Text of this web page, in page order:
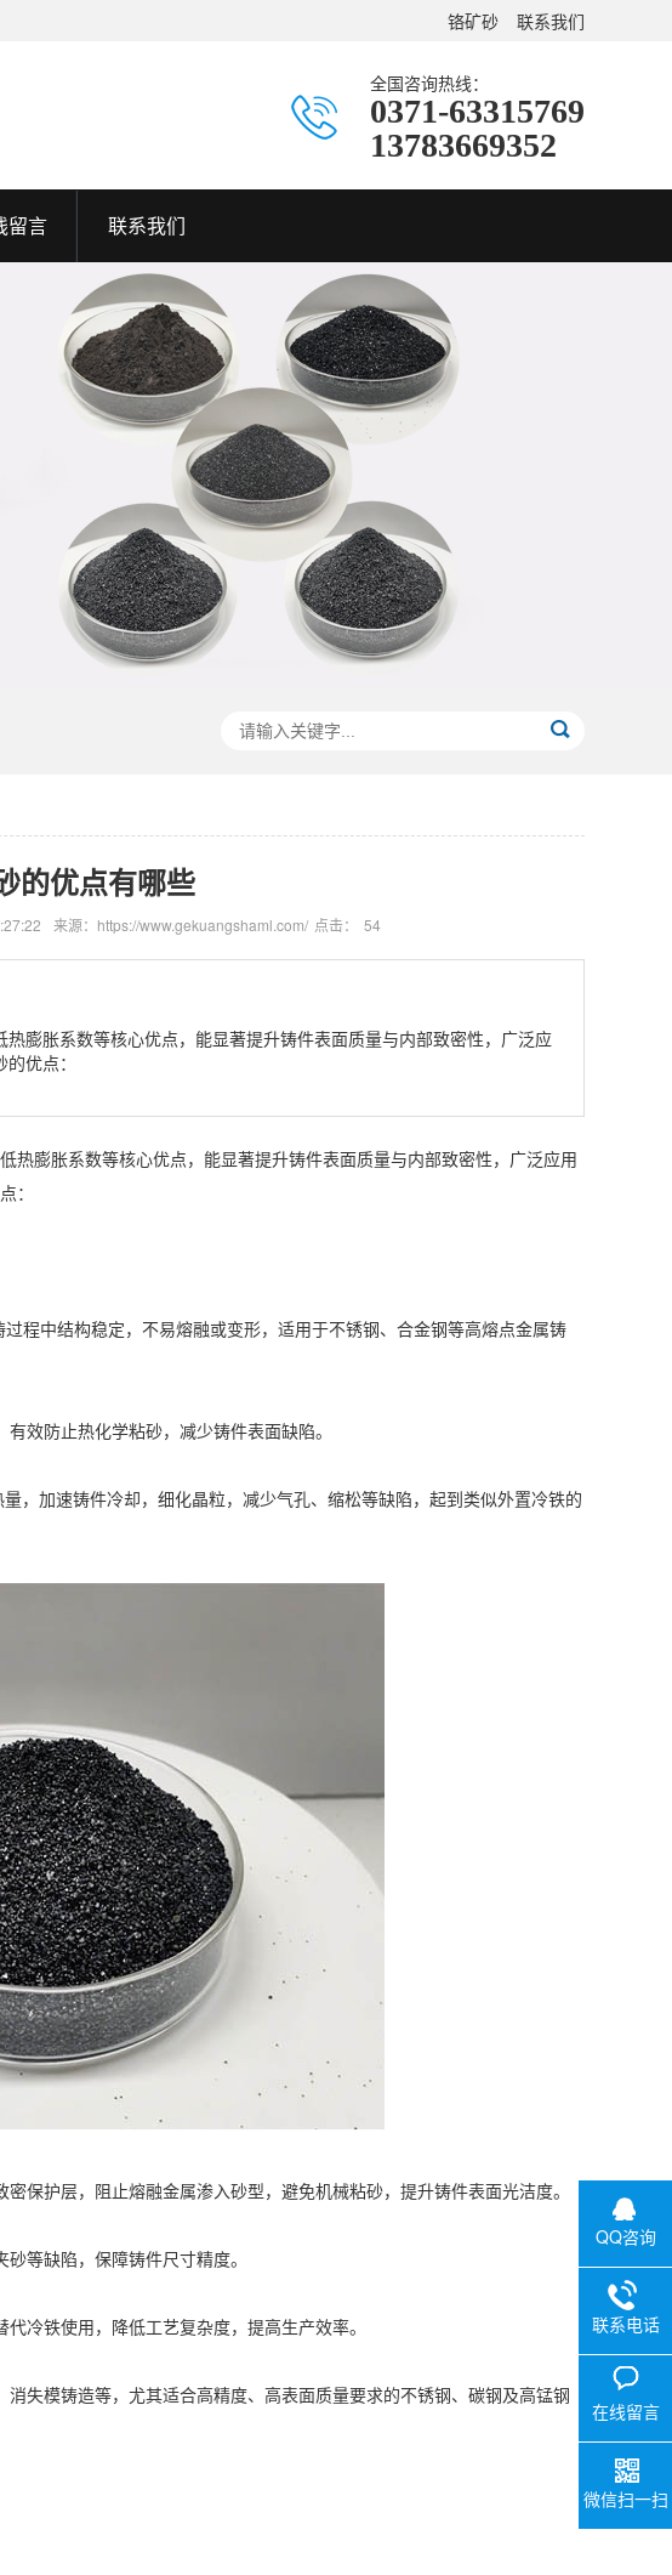
铬矿砂 联系我们
全国咨询热线：
0371-63315769
13783669352
留言 联系我们
的优点有哪些
来源：https://www.gekuangshaml.com/ 点击： 54
膨胀系数等核心优点‌，能显著提升铸件表面质量与内部致密性，广泛应
优点：
膨胀系数等核心优点‌，能显著提升铸件表面质量与内部致密性，广泛应用
：
中结构稳定，不易熔融或变形，适用于不锈钢、合金钢等高熔点金属铸
效防止热化学粘砂，减少铸件表面缺陷。
加速铸件冷却，细化晶粒，减少气孔、缩松等缺陷，起到类似外置冷铁的
护层，阻止熔融金属渗入砂型，避免机械粘砂，提升铸件表面光洁度。
等缺陷，保障铸件尺寸精度。
铁使用，降低工艺复杂度，提高生产效率。
消失模铸造‌等，尤其适合高精度、高表面质量要求的不锈钢、碳钢及高锰钢
QQ咨询
联系电话
在线留言
微信扫一扫